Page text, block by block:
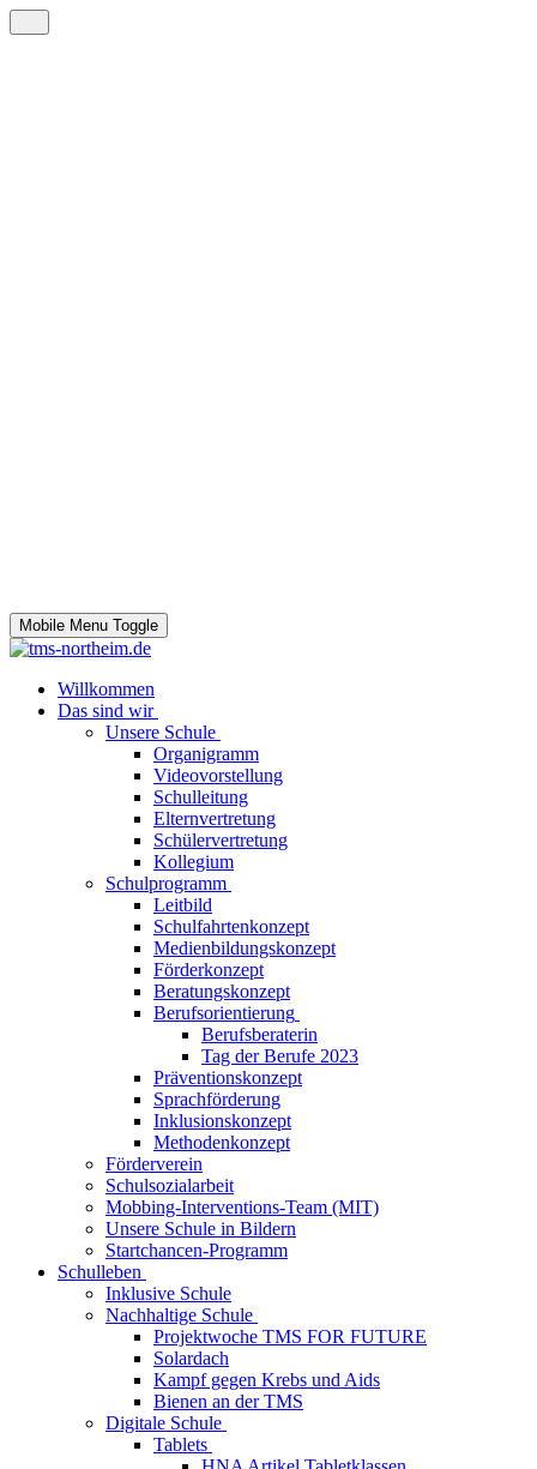
Mobile Menu Toggle
Willkommen
Das sind wir
Unsere Schule
Organigramm
Videovorstellung
Schulleitung
Elternvertretung
Schülervertretung
Kollegium
Schulprogramm
Leitbild
Schulfahrtenkonzept
Medienbildungskonzept
Förderkonzept
Beratungskonzept
Berufsorientierung
Berufsberaterin
Tag der Berufe 2023
Präventionskonzept
Sprachförderung
Inklusionskonzept
Methodenkonzept
Förderverein
Schulsozialarbeit
Mobbing-Interventions-Team (MIT)
Unsere Schule in Bildern
Startchancen-Programm
Schulleben
Inklusive Schule
Nachhaltige Schule
Projektwoche TMS FOR FUTURE
Solardach
Kampf gegen Krebs und Aids
Bienen an der TMS
Digitale Schule
Tablets